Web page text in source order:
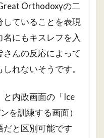
Orthodoxyの二
ていることを表現
にもキスレフを入
んの反応によって
れないそうです。
と内政画面の「Ice
を訓練する画面）
と区別可能です